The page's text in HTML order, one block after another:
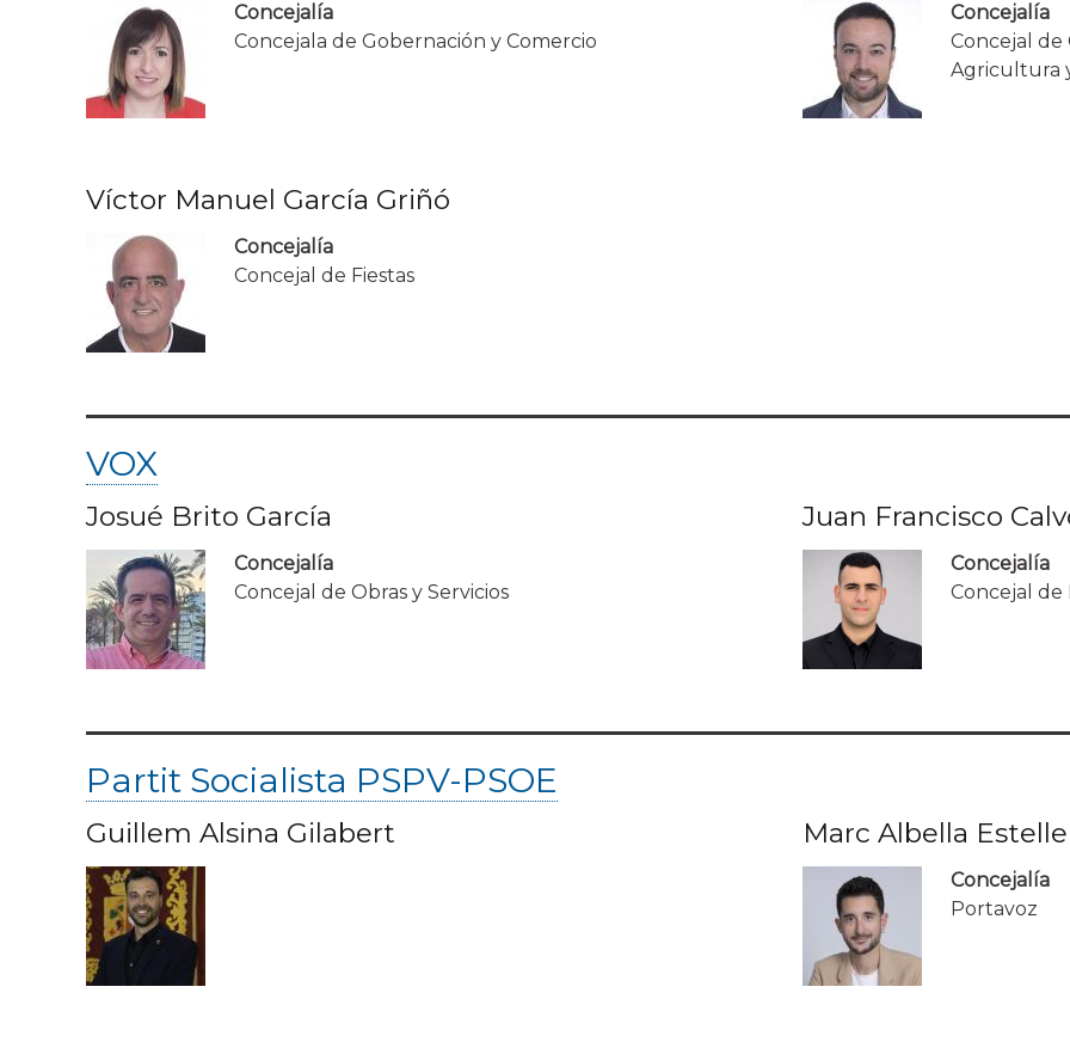
Concejalía
Concejala de Gobernación y Comercio
Concejalía
Concejal de
Agricultura
Víctor Manuel García Griñó
Concejalía
Concejal de Fiestas
VOX
Josué Brito García
Concejalía
Concejal de Obras y Servicios
Juan Francisco
Concejalía
Concejal de
Partit Socialista PSPV-PSOE
Guillem Alsina Gilabert Marc Albella
Concejalía
Portavoz